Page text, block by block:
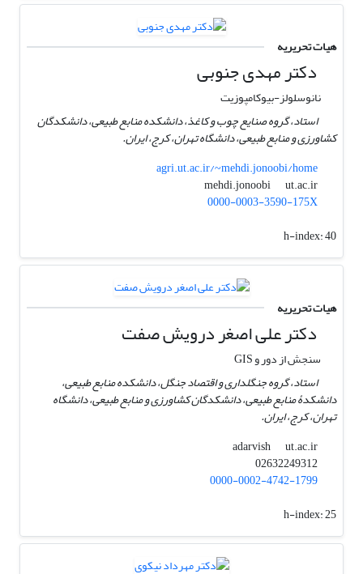
هیات تحریریه
دکتر مهدی جنوبی
نانوسلولز-بیوکامپوزیت
استاد، گروه صنایع چوب و کاغذ، دانشکده منابع طبیعی، دانشکدگان
کشاورزی و منابع طبیعی، دانشگاه تهران، کرج، ایران.
agri.ut.ac.ir/~mehdi.jonoobi/home
mehdi.jonoobi
ut.ac.ir
0000-0003-3590-175X
h-index:40
هیات تحریریه
دکتر علی اصغر درویش صفت
سنجش از دور و GIS
استاد، گروه جنگلداری و اقتصاد جنگل، دانشکده منابع طبیعی،
دانشکدۀ منابع طبیعی، دانشکدگان کشاورزی و منابع طبیعی، دانشگاه
تهران، کرج، ایران.
adarvish
ut.ac.ir
02632249312
0000-0002-4742-1799
h-index:25